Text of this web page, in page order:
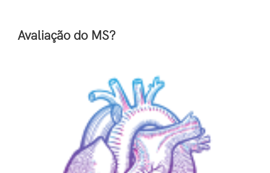
Avaliação do MS?